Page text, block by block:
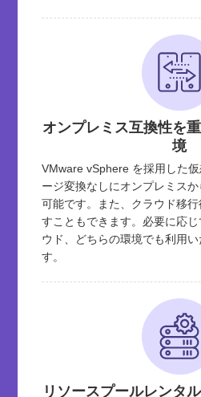
オンプレミス互換性を
境
VMware vSphere を採用した
ージ変換なしにオンプレミス
可能です。また、クラウド移
すこともできます。必要に応
ウド、どちらの環境でも利用
す。
リソースプールレンタ